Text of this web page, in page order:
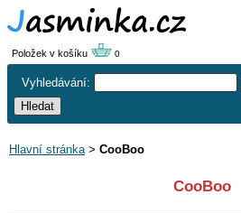
Položek v košíku 0
Vyhledávání:
Hlavní stránka> CooBoo
CooBoo